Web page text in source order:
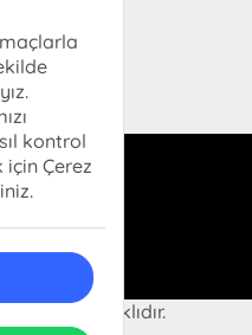
93-79
hakkı saklıdır.
kontrol
Çerez